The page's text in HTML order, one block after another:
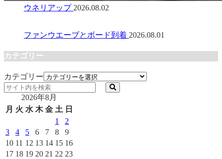
ウネリアップ 2026.08.02
ファンウエーブとボード到着 2026.08.01
カテゴリー
カテゴリー
2026年8月
月 火 水 木 金 土 日
1
2
3
4 5 6 7 8
9
10 11 12 13 14 15 16
17 18 19 20 21 22 23